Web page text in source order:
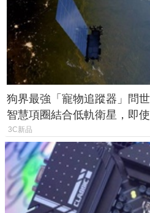
狗界最強「寵物追蹤器」問
智慧項圈結合低軌衛星，即
谷也能精準找回愛犬
3C新品